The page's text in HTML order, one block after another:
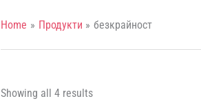
Home Продукти безкрайност
Showing all 4 results